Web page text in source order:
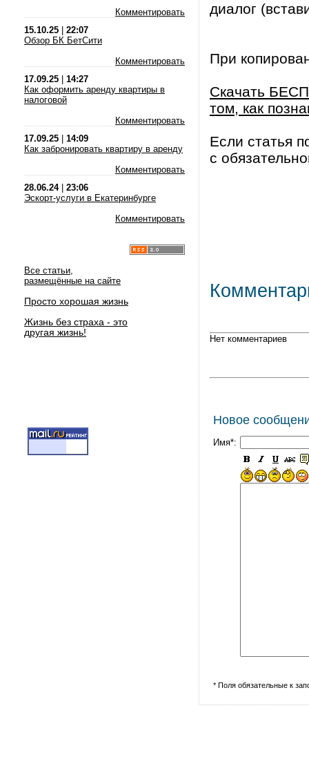
Комментировать
15.10.25
22:07
Обзор БК БетСити
Комментировать
17.09.25
14:27
Как оформить аренду квартиры в
налоговой
Комментировать
17.09.25
14:09
Как забронировать квартиру в аренду
Комментировать
28.06.24| 23:06
Эскорт-услуги в Екатеринбурге
Комментировать
Все статьи,
размещённые на сайте
Просто хорошая жизнь
Жизнь без страха - это
другая жизнь!
диалог
При
Скачать
том, как
Если статья
с
Нет комментариев
Новое
Имя*:
* Поля обязательные к